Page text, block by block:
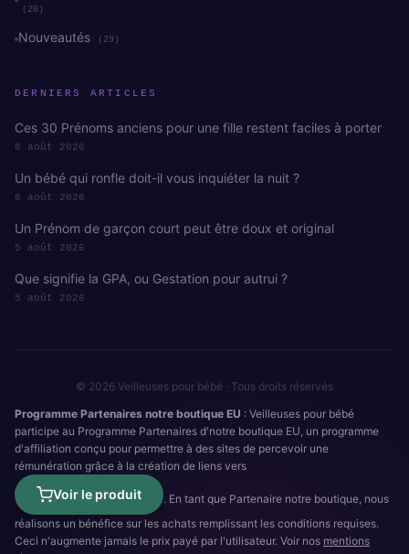
(20)
Nouveautés (29)
DERNIERS ARTICLES
Ces 30 Prénoms anciens pour une fille restent faciles à porter
6 août 2026
Un bébé qui ronfle doit-il vous inquiéter la nuit ?
6 août 2026
Un Prénom de garçon court peut être doux et original
5 août 2026
Que signifie la GPA, ou Gestation pour autrui ?
5 août 2026
© 2026 Veilleuses pour bébé · Tous droits réservés
Programme Partenaires notre boutique EU : Veilleuses pour bébé
participe au Programme Partenaires d'notre boutique EU, un programme
d'affiliation conçu pour permettre à des sites de percevoir une
rémunération grâce à la création de liens vers
Voir le produit
. En tant que Partenaire notre boutique, nous
réalisons un bénéfice sur les achats remplissant les conditions requises.
Ceci n'augmente jamais le prix payé par l'utilisateur. Voir nos mentions